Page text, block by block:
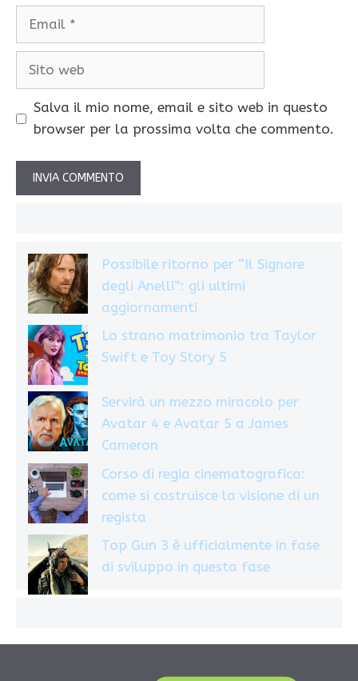
Email
Sito
Salva il mio nome, email e sito web in questo
browser per la prossima volta che commento.
Possibile ritorno per “Il Signore
degli Anelli”: gli ultimi
aggiornamenti
Lo strano matrimonio tra Taylor
Swift e Toy Story 5
Servirà un mezzo miracolo per
Avatar 4 e Avatar 5 a James
Cameron
Corso di regia cinematografica:
come si costruisce la visione di un
regista
Top Gun 3 è ufficialmente in fase
di sviluppo in questa fase